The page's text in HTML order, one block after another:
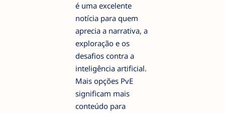
é uma excelente
notícia para quem
aprecia a narrativa, a
exploração e os
desafios contra a
inteligência artificial.
Mais opções PvE
significam mais
conteúdo para